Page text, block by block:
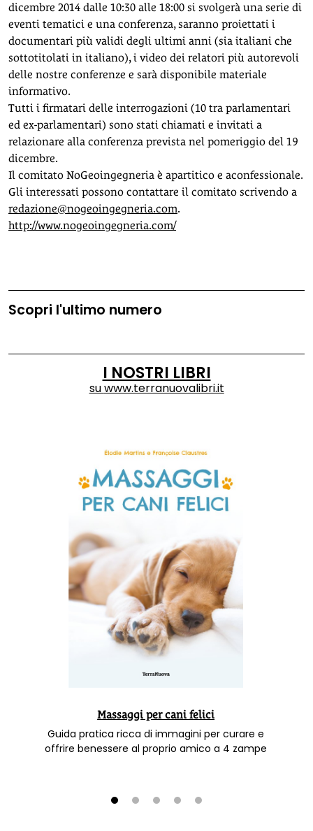
dicembre 2014 dalle 10:30 alle 18:00 si svolgerà una serie di
eventi tematici e una conferenza, saranno proiettati i
documentari più validi degli ultimi anni (sia italiani che
sottotitolati in italiano), i video dei relatori più autorevoli
delle nostre conferenze e sarà disponibile materiale
informativo.
Tutti i firmatari delle interrogazioni (10 tra parlamentari
ed ex-parlamentari) sono stati chiamati e invitati a
relazionare alla conferenza prevista nel pomeriggio del 19
dicembre.
Il comitato NoGeoingegneria è apartitico e aconfessionale.
Gli interessati possono contattare il comitato scrivendo a
redazione@nogeoingegneria.com.
http://www.nogeoingegneria.com/
Scopri l'ultimo numero
I NOSTRI LIBRI
suwww.terranuovalibri.it
Massaggi per cani felici
Guida pratica ricca di immagini per curare e
offrire benessere al proprio amico a 4 zampe